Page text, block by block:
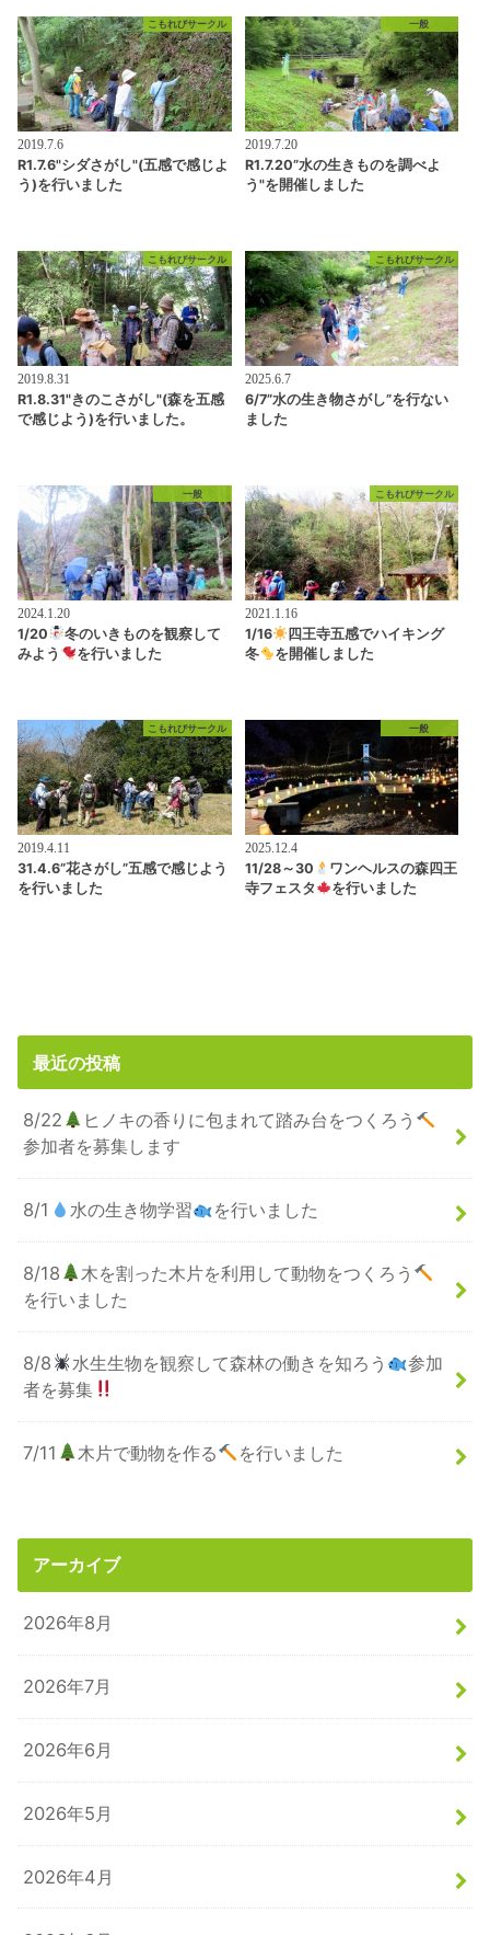
こもれびサークル
2019.7.6
R1.7.6"シダさがし"(五感で感じよ
う)を行いました
一般
2019.7.20
R1.7.20”水の生きものを調べよ
う"を開催しました
こもれびサークル
2019.8.31
R1.8.31"きのこさがし"(森を五感
で感じよう)を行いました。
こもれびサークル
2025.6.7
6/7”水の生き物さがし”を行ない
ました
一般
2024.1.20
1/20
冬のいきものを観察して
みよう
を行いました
こもれびサークル
2021.1.16
1/16
四王寺五感でハイキング
冬
を開催しました
こもれびサークル
2019.4.11
31.4.6”花さがし”五感で感じよう
を行いました
一般
2025.12.4
11/28～30
ワンヘルスの森四王
寺フェスタ
を行いました
最近の投稿
8/22
ヒノキの香りに包まれて踏み台をつくろう
参加者を募集します
8/1 水の生き物学習 を行いました
8/18
木を割った木片を利用して動物をつくろう
を行いました
8/8 水生生物を観察して森林の働きを知ろう
参加
者を募集
7/11 木片で動物を作る を行いました
アーカイブ
2026年8月
2026年7月
2026年6月
2026年5月
2026年4月